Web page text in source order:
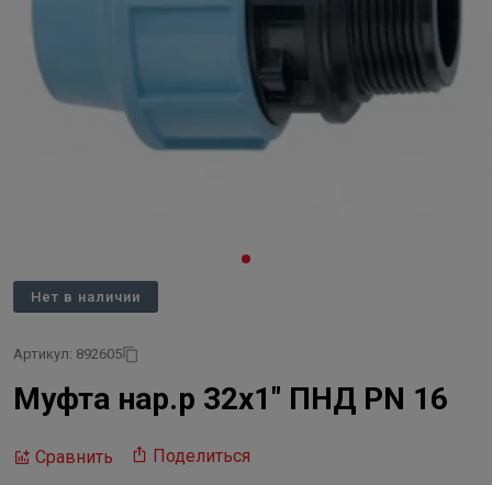
Нет в наличии
Артикул: 892605
Муфта нар.р 32х1" ПНД PN 16
Сравнить Поделиться